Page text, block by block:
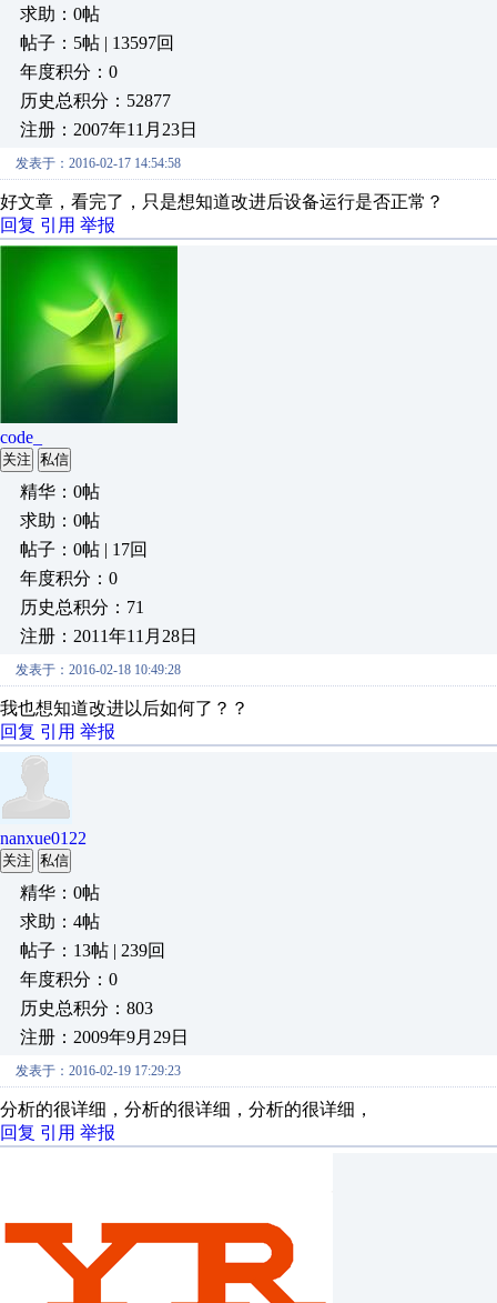
求助：0帖
帖子：5帖 | 13597回
年度积分：0
历史总积分：52877
注册：2007年11月23日
发表于：2016-02-17 14:54:58
好文章，看完了，只是想知道改进后设备运行是否正常？
回复 引用 举报
code_
关注 私信
精华：0帖
求助：0帖
帖子：0帖 | 17回
年度积分：0
历史总积分：71
注册：2011年11月28日
发表于：2016-02-18 10:49:28
我也想知道改进以后如何了？？
回复 引用 举报
nanxue0122
关注 私信
精华：0帖
求助：4帖
帖子：13帖 | 239回
年度积分：0
历史总积分：803
注册：2009年9月29日
发表于：2016-02-19 17:29:23
分析的很详细，分析的很详细，分析的很详细，
回复 引用 举报